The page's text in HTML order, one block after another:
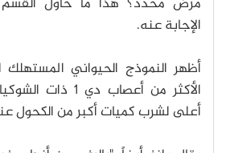
الإجابة عنه.
أظهر النموذج الحيواني المستهلك
الأكثر من أعصاب
أعلى لشرب كميات أكبر من الكحول